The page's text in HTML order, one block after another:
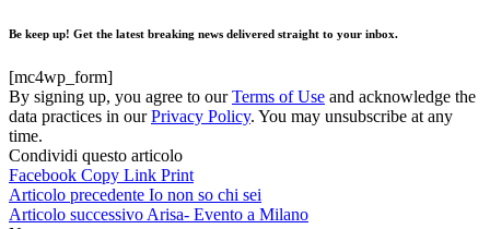
Be keep up! Get the latest breaking news delivered straight to your inbox.
[mc4wp_form]
By signing up, you agree to ourTerms of Use and acknowledge the
data practices in ourPrivacy Policy. You may unsubscribe at any
time.
Condividi questo articolo
Facebook Copy Link Print
Articolo precedente Io non so chi sei
Articolo successivo Arisa- Evento a Milano